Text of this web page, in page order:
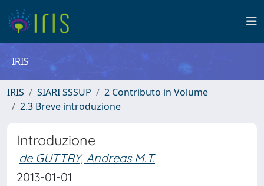
IRIS
IRIS SIARI SSSUP
2 Contributo in Volume
2.3 Breve introduzione
Introduzione
de GUTTRY, Andreas M.T.
2013-01-01